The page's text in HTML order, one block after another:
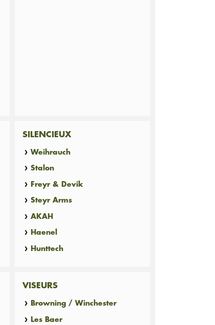
SILENCIEUX
Weihrauch
Stalon
Freyr & Devik
Steyr Arms
AKAH
Haenel
Hunttech
VISEURS
Browning / Winchester
Les Baer